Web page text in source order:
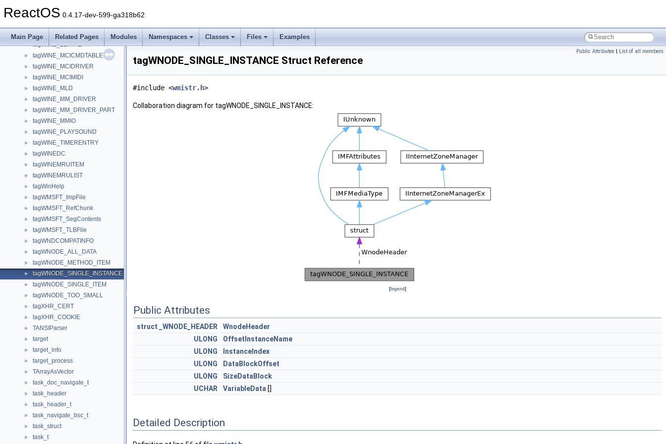
ReactOS 0.4.17-dev-599-ga318b62
Main Page Related Pages Modules Namespaces Classes Files Examples
► tagWINE_HDD
► tagWINE_JOYSTICK
► tagWINE_LLTYPE
► tagWINE_MCICMDTABLE
► tagWINE_MCIDRIVER
► tagWINE_MCIMIDI
► tagWINE_MLD
► tagWINE_MM_DRIVER
► tagWINE_MM_DRIVER_PART
► tagWINE_MMIO
► tagWINE_PLAYSOUND
► tagWINE_TIMERENTRY
► tagWINEDC
► tagWINEMRUITEM
► tagWINEMRULIST
► tagWinHelp
► tagWMSFT_ImpFile
► tagWMSFT_RefChunk
► tagWMSFT_SegContents
► tagWMSFT_TLBFile
► tagWNDCOMPATINFO
► tagWNODE_ALL_DATA
► tagWNODE_METHOD_ITEM
► tagWNODE_SINGLE_INSTANCE
► tagWNODE_SINGLE_ITEM
► tagWNODE_TOO_SMALL
► tagXHR_CERT
► tagXHR_COOKIE
► TANSIParser
► target
► target_info
► target_process
► TArrayAsVector
► task_doc_navigate_t
► task_header
► task_header_t
► task_navigate_bsc_t
► task_struct
► task_t
Public Attributes | List of all members
tagWNODE_SINGLE_INSTANCE Struct Reference
#include <wmistr.h>
Collaboration diagram for tagWNODE_SINGLE_INSTANCE:
[legend]
Public Attributes
struct _WNODE_HEADER
WnodeHeader
ULONG
OffsetInstanceName
ULONG
InstanceIndex
ULONG
DataBlockOffset
ULONG
SizeDataBlock
UCHAR
VariableData []
Detailed Description